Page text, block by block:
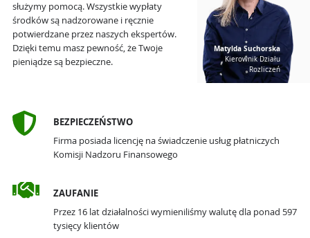
służymy pomocą. Wszystkie wypłaty
środków są nadzorowane i ręcznie
potwierdzane przez naszych ekspertów.
Dzięki temu masz pewność, że Twoje
pieniądze są bezpieczne.
Matylda Suchorska
Kierownik Działu
Rozliczeń
BEZPIECZEŃSTWO
Firma posiada licencję na świadczenie usług płatniczych
Komisji Nadzoru Finansowego
ZAUFANIE
Przez 16 lat działalności wymieniliśmy walutę dla ponad 597
tysięcy klientów